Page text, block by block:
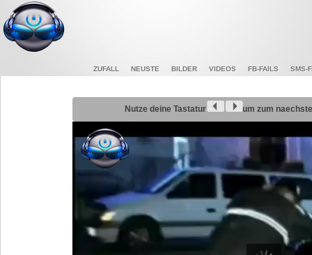
ZUFALL NEUSTE BILDER VIDEOS FB-FAILS SMS-
Nutze deine Tastatur um zum